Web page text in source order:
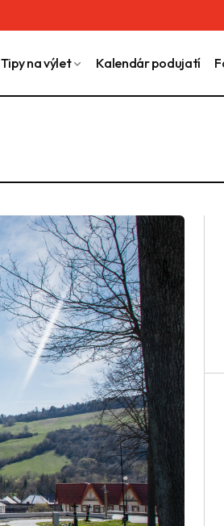
Tipy na výlet Kalendár podujatí